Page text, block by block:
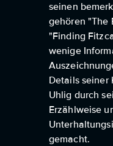
seinen
gehören "The
"Finding
wenige
Details seiner
Uhlig durch
Erzählweise
gemacht.